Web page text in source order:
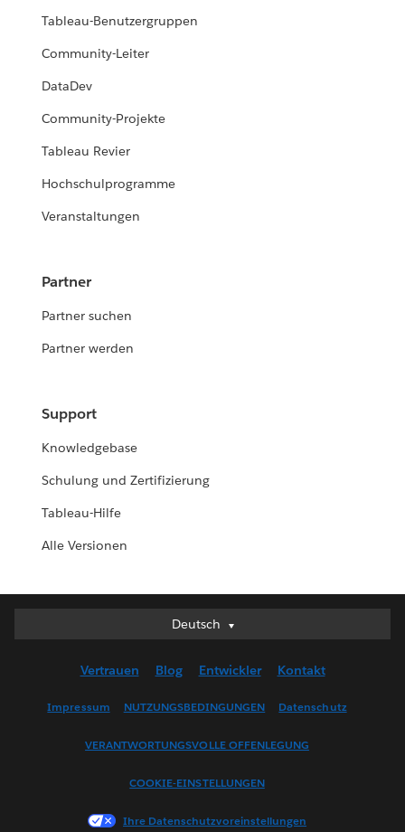
Tableau-Benutzergruppen
Community-Leiter
DataDev
Community-Projekte
Tableau Revier
Hochschulprogramme
Veranstaltungen
Partner
Partner suchen
Partner werden
Support
Knowledgebase
Schulung und Zertifizierung
Tableau-Hilfe
Alle Versionen
Deutsch
Deutsch
English (US)
Français (France)
한국어
Vertrauen Blog Entwickler Kontakt
Impressum NUTZUNGSBEDINGUNGEN Datenschutz
VERANTWORTUNGSVOLLE OFFENLEGUNG
COOKIE-EINSTELLUNGEN
Ihre Datenschutzvoreinstellungen